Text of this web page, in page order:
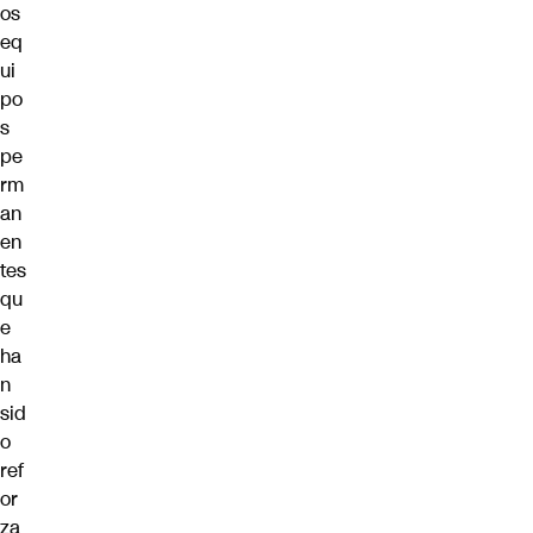
os
eq
ui
po
s
pe
rm
an
en
tes
qu
e
ha
n
sid
o
ref
or
za